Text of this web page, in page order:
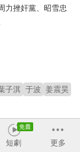
力挫奸黨、昭雪忠
子淇 于波 姜震昊
短劇 更多